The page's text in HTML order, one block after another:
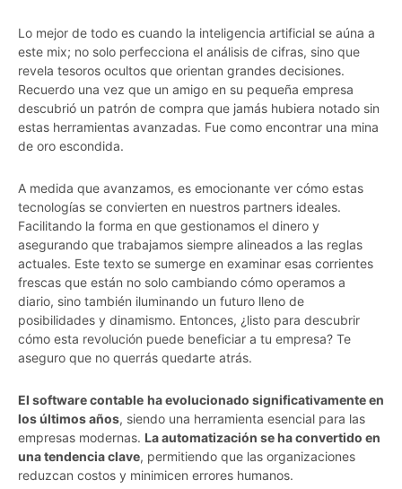
Lo mejor de todo es cuando la inteligencia artificial se aúna a
este mix; no solo perfecciona el análisis de cifras, sino que
revela tesoros ocultos que orientan grandes decisiones.
Recuerdo una vez que un amigo en su pequeña empresa
descubrió un patrón de compra que jamás hubiera notado sin
estas herramientas avanzadas. Fue como encontrar una mina
de oro escondida.
A medida que avanzamos, es emocionante ver cómo estas
tecnologías se convierten en nuestros partners ideales.
Facilitando la forma en que gestionamos el dinero y
asegurando que trabajamos siempre alineados a las reglas
actuales. Este texto se sumerge en examinar esas corrientes
frescas que están no solo cambiando cómo operamos a
diario, sino también iluminando un futuro lleno de
posibilidades y dinamismo. Entonces, ¿listo para descubrir
cómo esta revolución puede beneficiar a tu empresa? Te
aseguro que no querrás quedarte atrás.
El software contable ha evolucionado significativamente en
los últimos años, siendo una herramienta esencial para las
empresas modernas. La automatización se ha convertido en
una tendencia clave, permitiendo que las organizaciones
reduzcan costos y minimicen errores humanos.